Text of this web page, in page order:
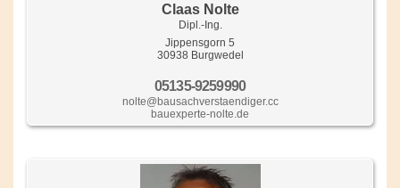
Claas Nolte
Dipl.-Ing.
Jippensgorn 5
30938 Burgwedel
05135-9259990
nolte@bausachverstaendiger.cc
bauexperte-nolte.de